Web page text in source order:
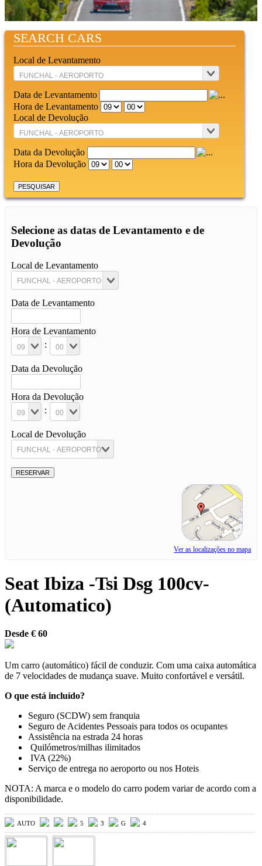
SEARCH CARS
Local de Levantamento
Data de Levantamento
Hora de Levantamento
Local de Devolução
Data da Devolução
Hora da Devolução
Selecione as datas de Levantamento e de
Devolução
Local de Levantamento
Data de Levantamento
Hora de Levantamento
:
Data da Devolução
Hora da Devolução
:
Local de Devolução
Ver as localizações no mapa
Seat Ibiza -Tsi Dsg 100cv-
(Automatico)
Desde € 60
Um carro (automático) fácil de conduzir. Com uma caixa automática
de 7 velocidades de mudança suave. Muito confortável e versátil.
O que está incluído?
Seguro (SCDW) sem franquia
Seguro de Acidentes Pessoais para todos os ocupantes
Assistência na estrada 24 horas
Quilómetros/milhas ilimitados
IVA (22%)
Serviço de entrega no aeroporto ou nos Hoteis
NOTA: A marca e o modelo do carro podem variar de acordo com a
disponibilidade.
AUTO 5 3 G 4